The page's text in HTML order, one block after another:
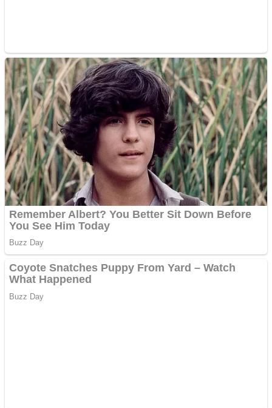
Curatare canapele
Bucuresti. Curatare
profesionala
Website de tip Adsense cu
domeniu adzeige.ro